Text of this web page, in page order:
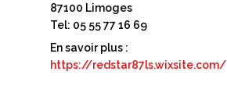
87100 Limoges
Tel: 05 55 77 16 69
En savoir plus :
https://redstar87ls.wixsite.com/